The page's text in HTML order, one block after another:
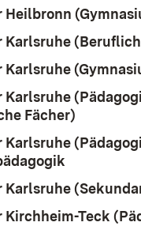
Heilbronn
Karlsruhe
Karlsruhe
Karlsruhe
Fächer)
Karlsruhe
Karlsruhe
Kirchheim-Teck